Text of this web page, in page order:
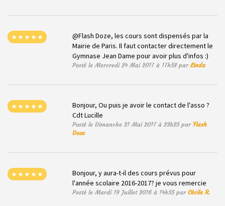
@Flash Doze, les cours sont dispensés par la
Mairie de Paris. Il faut contacter directement le
Gymnase Jean Dame pour avoir plus d'infos :)
Posté le Mercredi 24 Mai 2017 à 17h58 parLinda
Bonjour, Ou puis je avoir le contact de l'asso ?
Cdt Lucille
Posté le Dimanche 21 Mai 2017 à 23h25 parFlash
Doze
Bonjour, y aura-t-il des cours prévus pour
l'année scolaire 2016-2017? je vous remercie
Posté le Mardi 19 Juillet 2016 à 14h55 parCécile R.